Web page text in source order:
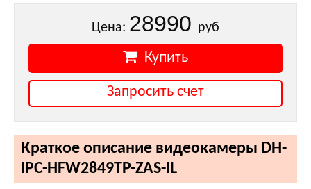
Цена: 28990 руб
Купить
Запросить счет
Краткое описание видеокамеры DH-
IPC-HFW2849TP-ZAS-IL